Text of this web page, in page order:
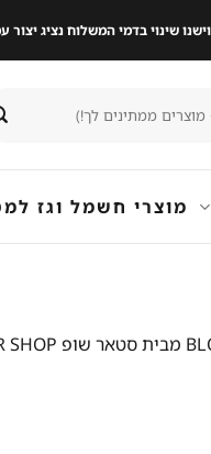
שינוי בדמי המשלוח נציג
מוצרי חשמל וגז